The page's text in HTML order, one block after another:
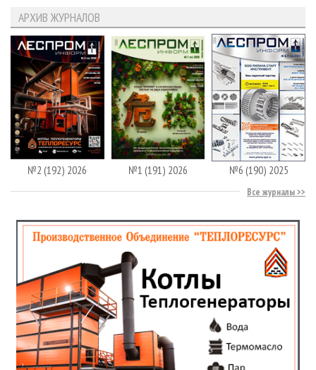
АРХИВ ЖУРНАЛОВ
№2 (192) 2026 №1 (191) 2026 №6 (190) 2025
Все журналы